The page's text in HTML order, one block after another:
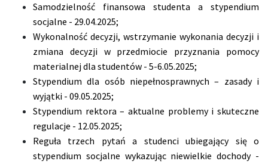
​Samodzielność finansowa studenta a stypendium
socjalne - 29.04.2025;
Wykonalność decyzji, wstrzymanie wykonania decyzji i
zmiana decyzji w przedmiocie przyznania pomocy
materialnej dla studentów - 5-6.05.2025;
Stypendium dla osób niepełnosprawnych – zasady i
wyjątki - 09.05.2025;
Stypendium rektora – aktualne problemy i skuteczne
regulacje - 12.05.2025;
Reguła trzech pytań a studenci ubiegający się o
stypendium socjalne wykazując niewielkie dochody -